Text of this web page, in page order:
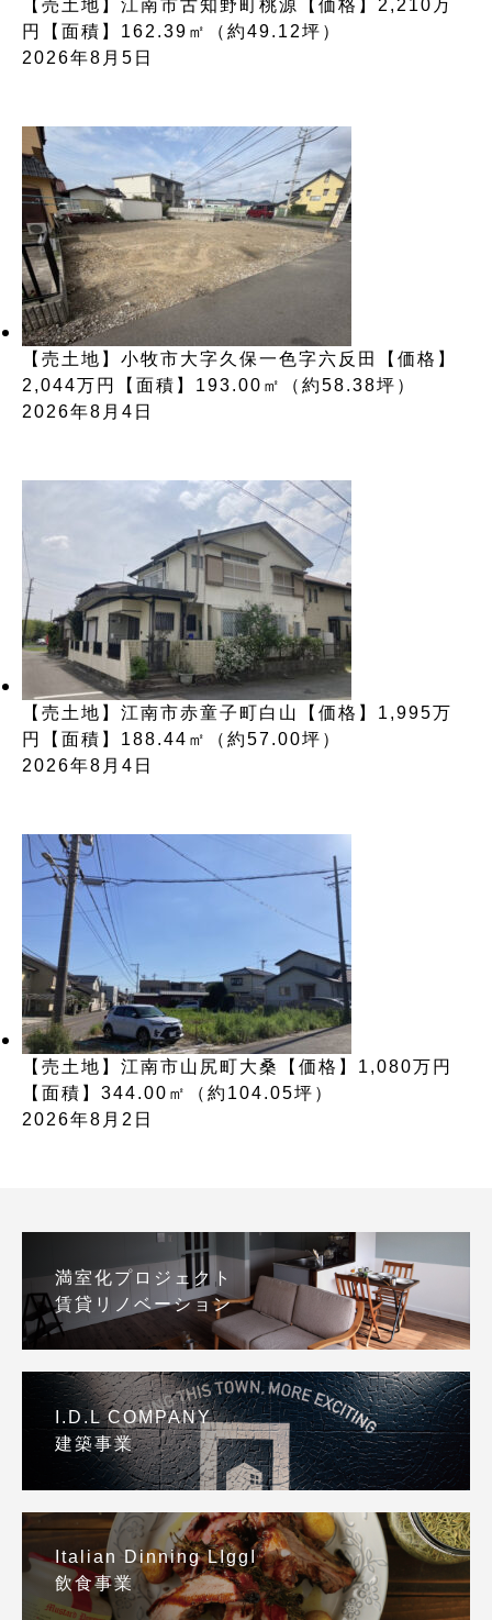
【売土地】江南市古知野町桃源【価格】2,210万
円【面積】162.39㎡（約49.12坪）
2026年8月5日
【売土地】小牧市大字久保一色字六反田【価格】
2,044万円【面積】193.00㎡（約58.38坪）
2026年8月4日
【売土地】江南市赤童子町白山【価格】1,995万
円【面積】188.44㎡（約57.00坪）
2026年8月4日
【売土地】江南市山尻町大桑【価格】1,080万円
【面積】344.00㎡（約104.05坪）
2026年8月2日
満室化プロジェクト
賃貸リノベーション
I.D.L COMPANY
建築事業
Italian Dinning LIggI
飲食事業